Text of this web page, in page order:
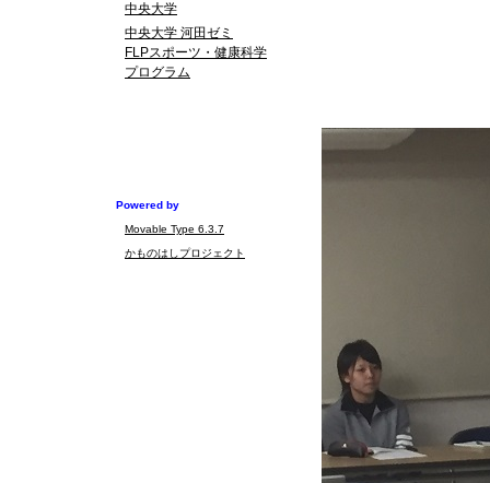
中央大学
中央大学 河田ゼミ
FLPスポーツ・健康科学
プログラム
Powered by
Movable Type 6.3.7
かものはしプロジェクト